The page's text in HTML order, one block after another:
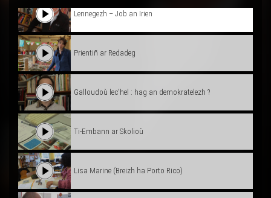
Lennegezh – Job an Irien
Prientiñ ar Redadeg
Galloudoù lec'hel : hag an demokratelezh ?
Ti-Embann ar Skolioù
Lisa Marine (Breizh ha Porto Rico)